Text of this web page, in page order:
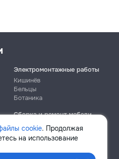
cookie. Продолжая
на использование
Электромонтажные работы
Кишинёв
Бельцы
Ботаника
Сборка и ремонт мебели
Кишинёв
Ботаника